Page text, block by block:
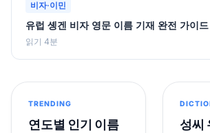
비자·이민
유럽 솅겐 비자 영문 이름 기재 완전 가이드
읽기 4분
TRENDING
연도별 인기 이름
성씨